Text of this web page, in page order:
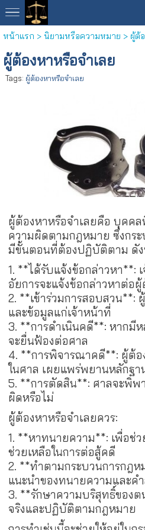
หน้าแรก > นิยามหรือความหมาย > ผู้ต้
ผู้ต้องหาหรือจำเลย
Tags: ผู้ต้องหาหรือจำเลย
ผู้ต้องหาหรือจำเลยคือ บุคคล
ความผิดตามกฎหมาย ซึ่งกร
มีขั้นตอนที่ต้องปฏิบัติตาม ดัง
1. **ได้รับแจ้งข้อกล่าวหา**:
อัยการจะแจ้งข้อกล่าวหาต่อผู้
2. **เข้าร่วมการสอบสวน**:
และข้อมูลแก่เจ้าหน้าที่
3. **การดำเนินคดี**: หากมี
จะยื่นฟ้องต่อศาล
4. **การพิจารณาคดี**: ผู้ต้อ
ในศาล เผยแพร่พยานหลักฐา
5. **การตัดสิน**: ศาลจะพิพ
ผิดหรือไม่
ผู้ต้องหาหรือจำเลยควร:
1. **หาทนายความ**: เพื่อช่
ช่วยเหลือในการต่อสู้คดี
2. **ทำตามกระบวนการกฎ
แนะนำของทนายความและค
3. **รักษาความบริสุทธิ์ของ
จริงและปฏิบัติตามกฎหมาย